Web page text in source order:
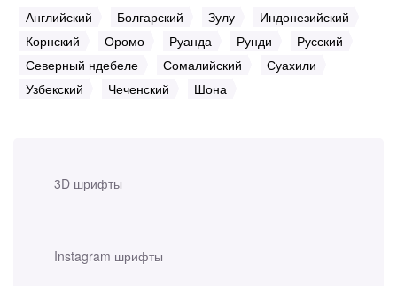
3D шрифты
Instagram шрифты
Английский Болгарский Зулу
Индонезийский
Корнский
Оромо Руанда Рунди
Русский
Северный ндебеле
Сомалийский
Суахили
Узбекский
Чеченский Шона